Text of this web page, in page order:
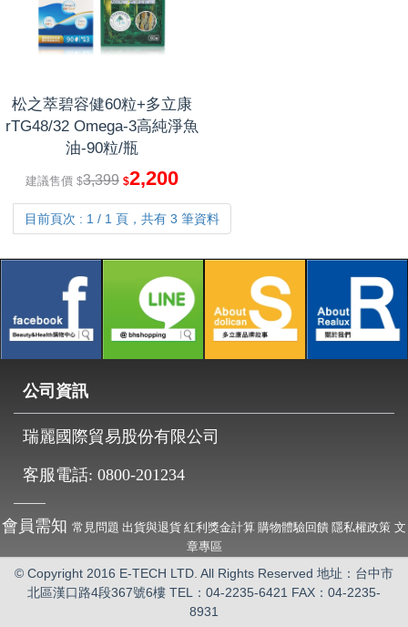
松之萃碧容健60粒+多立康
rTG48/32 Omega-3高純淨魚
油-90粒/瓶
建議售價 $3,399 $2,200
目前頁次 : 1 / 1 頁，共有 3 筆資料
公司資訊
瑞麗國際貿易股份有限公司
客服電話: 0800-201234
會員需知 常見問題 出貨與退貨 紅利獎金計算 購物體驗回饋 隱私權政策 文
章專區
© Copyright 2016 E-TECH LTD. All Rights Reserved 地址：台中市
北區漢口路4段367號6樓 TEL：04-2235-6421 FAX：04-2235-
8931